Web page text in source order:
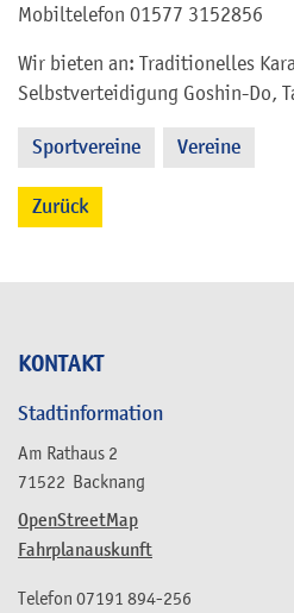
KONTAKT
Stadtinformation
Am Rathaus 2
71522 Backnang
OpenStreetMap
Fahrplanauskunft
Telefon 07191 894-256
Mobiltelefon 01577 3152856
Wir bieten an: Traditionelles
Selbstverteidigung Goshin-Do,
Sportvereine Vereine
Zurück